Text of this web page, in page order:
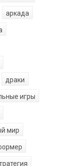
аркада
драки
игры
мир